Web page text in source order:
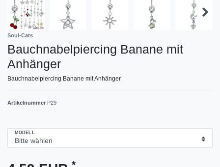
Soul-Cats
Bauchnabelpiercing Banane‎ mit
Anhänger
Bauchnabelpiercing Banane‎ mit Anhänger
Artikelnummer P29
MODELL
*